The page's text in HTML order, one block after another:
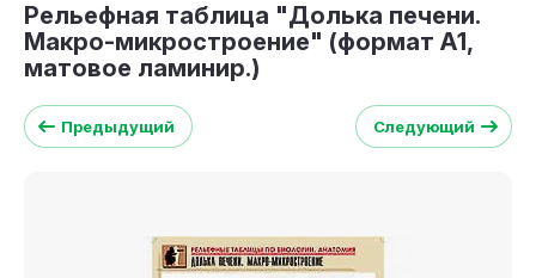
Рельефная таблица "Долька печени.
Макро-микростроение" (формат А1,
матовое ламинир.)
Предыдущий Следующий